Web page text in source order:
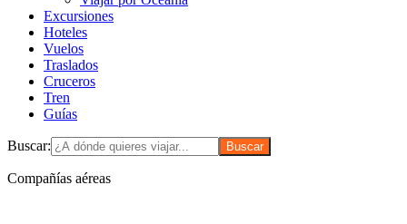
Excursiones
Hoteles
Vuelos
Traslados
Cruceros
Tren
Guías
Buscar:
Compañías aéreas